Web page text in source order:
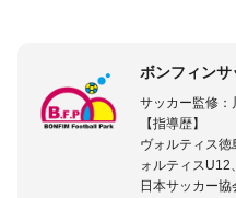
ボンフィン
サッカー監修
【指導歴】
ヴォルティス
ォルティスU12、
日本サッカー